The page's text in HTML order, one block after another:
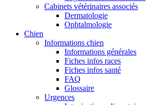
Cabinets vétérinaires associés
Dermatologie
Ophtalmologie
Chien
Informations chien
Informations générales
Fiches infos races
Fiches infos santé
FAQ
Glossaire
Urgences